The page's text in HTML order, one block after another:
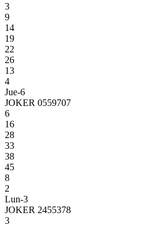
3
9
14
19
22
26
13
4
Jue-6
JOKER 0559707
6
16
28
33
38
45
8
2
Lun-3
JOKER 2455378
3